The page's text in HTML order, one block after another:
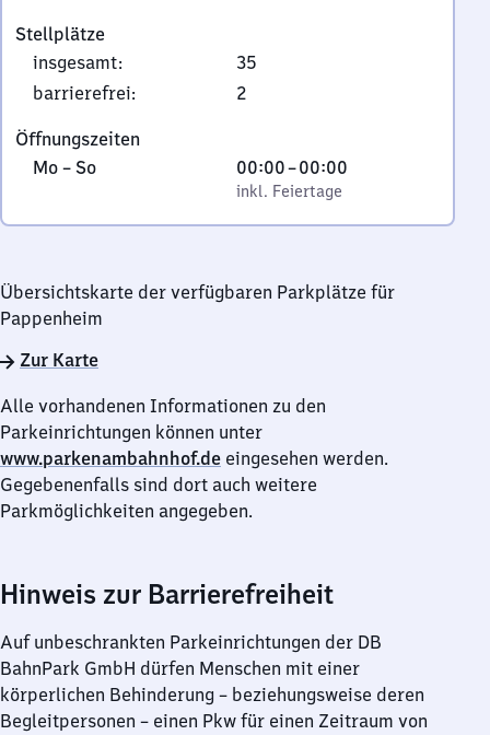
60,
9
1
8
8
Stellplätze
insgesamt:
35
barrierefrei: 2
Öffnungszeiten
Montag
Sonntag
Mo – So,
00:00–00:00
Von
0
Uhr
Uhr
inkl. Feiertage
Übersichtskarte der verfügbaren Parkplätze für
Pappenheim
Zur Karte
Alle vorhandenen Informationen zu den
Parkeinrichtungen können unter
www.parkenambahnhof.de eingesehen werden.
Gegebenenfalls sind dort auch weitere
Parkmöglichkeiten angegeben.
Hinweis zur Barrierefreiheit
Auf unbeschrankten Parkeinrichtungen der DB
BahnPark GmbH dürfen Menschen mit einer
körperlichen Behinderung – beziehungsweise deren
Begleitpersonen – einen Pkw für einen Zeitraum von